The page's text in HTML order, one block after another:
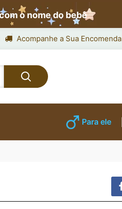
o nome do bebê
Acompanhe a Sua Encomenda
Para ele